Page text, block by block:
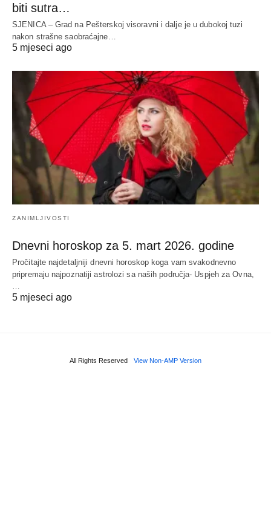
biti sutra…
SJENICA – Grad na Pešterskoj visoravni i dalje je u dubokoj tuzi
nakon strašne saobraćajne…
5 mjeseci ago
ZANIMLJIVOSTI
Dnevni horoskop za 5. mart 2026. godine
Pročitajte najdetaljniji dnevni horoskop koga vam svakodnevno
pripremaju najpoznatiji astrolozi sa naših područja- Uspjeh za Ovna,
…
5 mjeseci ago
All Rights Reserved View Non-AMP Version